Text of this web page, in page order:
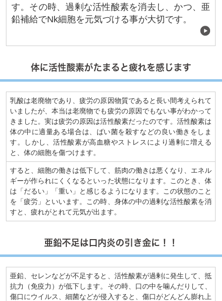
す。その時、過剰な活性酸素を消去し、かつ、亜
鉛補給でNk細胞を元気づける事が大切です。
体に活性酸素がたまると疲れを感じます
乳酸は老廃物であり、疲労の原因物質であると長い間考えられて
いましたが、本当は老廃物でも疲労の原因でもない事がわかって
きました。実は疲労の原因は活性酸素だったのです。活性酸素は
体の中に適量ある場合は、ばい菌を殺すなどの良い働きをしま
す。しかし、活性酸素が高血糖やストレスにより過剰に増える
と、体の細胞を傷つけます。
すると、細胞の働きは低下して、筋肉の働きは悪くなり、エネル
ギーが作られにくくなるといった状態になります。このとき、体
は「だるい」「重い」と感じるようになります。この状態のこと
を「疲労」といいます。この時、身体の中の過剰な活性酸素を消
すと、疲れがとれて元気が出ます。
亜鉛不足は口内炎の引き金に！！
亜鉛、セレンなどが不足すると、活性酸素が過剰に発生して、抵
抗力（免疫力）が低下します。その時、口の中を噛んだりして、
傷口にウイルス、細菌などが侵入すると、傷口がどんどん膨れ上